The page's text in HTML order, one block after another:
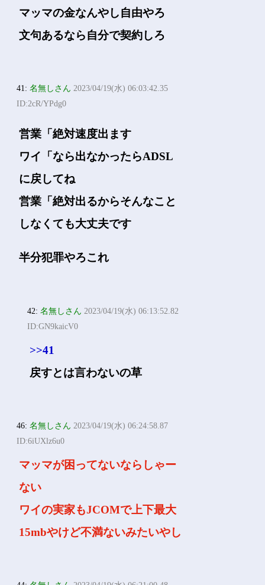
マッマの金なんやし自由やろ
文句あるなら自分で契約しろ
41:名無しさん 2023/04/19(水) 06:03:42.35
ID:2cR/YPdg0
営業「絶対速度出ます
ワイ「なら出なかったらADSL
に戻してね
営業「絶対出るからそんなこと
しなくても大丈夫です
半分犯罪やろこれ
42:名無しさん 2023/04/19(水) 06:13:52.82
ID:GN9kaicV0
>>41
戻すとは言わないの草
46:名無しさん 2023/04/19(水) 06:24:58.87
ID:6iUXlz6u0
マッマが困ってないならしゃー
ない
ワイの実家もJCOMで上下最大
15mbやけど不満ないみたいやし